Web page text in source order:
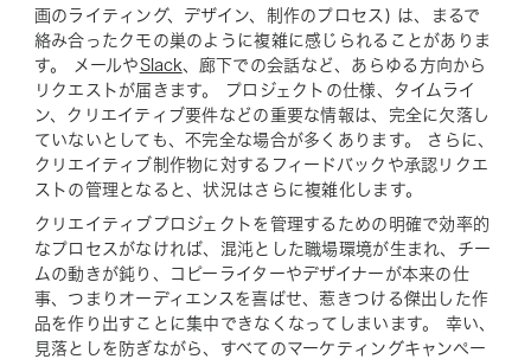
画のライティング、デザイン、制作のプロセス) は、まるで
絡み合ったクモの巣のように複雑に感じられることがありま
す。 メールや Slack、廊下での会話など、あらゆる方向から
リクエストが届きます。 プロジェクトの仕様、タイムライ
ン、クリエイティブ要件などの重要な情報は、完全に欠落し
ていないとしても、不完全な場合が多くあります。 さらに、
クリエイティブ制作物に対するフィードバックや承認リクエ
ストの管理となると、状況はさらに複雑化します。
クリエイティブプロジェクトを管理するための明確で効率的
なプロセスがなければ、混沌とした職場環境が生まれ、チー
ムの動きが鈍り、コピーライターやデザイナーが本来の仕
事、つまりオーディエンスを喜ばせ、惹きつける傑出した作
品を作り出すことに集中できなくなってしまいます。 幸い、
見落としを防ぎながら、すべてのマーケティングキャンペー